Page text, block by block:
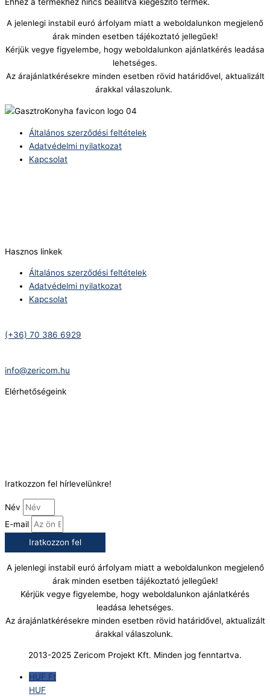
A jelenlegi instabil euró árfolyam miatt a weboldalunkon megjelenő
árak minden esetben tájékoztató jellegűek!
Kérjük vegye figyelembe, hogy weboldalunkon ajánlatkérés leadása
lehetséges.
Az árajánlatkérésekre minden esetben rövid határidővel, aktualizált
árakkal válaszolunk.
Általános szerződési feltételek
Adatvédelmi nyilatkozat
Kapcsolat
Hasznos linkek
Általános szerződési feltételek
Adatvédelmi nyilatkozat
Kapcsolat
(+36) 70 386 6929
info@zericom.hu
Elérhetőségeink
Iratkozzon fel hírlevelünkre!
Név
E-mail
Iratkozzon fel
A jelenlegi instabil euró árfolyam miatt a weboldalunkon megjelenő
árak minden esetben tájékoztató jellegűek!
Kérjük vegye figyelembe, hogy weboldalunkon ajánlatkérés
leadása lehetséges.
Az árajánlatkérésekre minden esetben rövid határidővel, aktualizált
árakkal válaszolunk.
2013-2025 Zericom Projekt Kft. Minden jog fenntartva.
HUF Ft
HUF